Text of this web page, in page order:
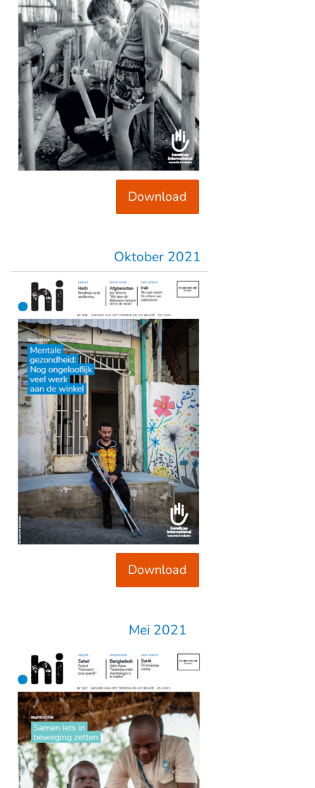
Download
Oktober 2021
Download
Mei 2021